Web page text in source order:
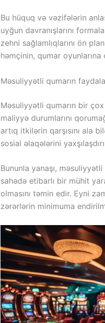
Bu hüquq və vəzifələrin
uyğun davranışlarını
zehni sağlamlıqlarını ön
həmçinin, qumar oyunlarına
Məsuliyyətli qumarın
Məsuliyyətli qumarın bir
maliyyə durumlarını
artıq itkilərin qarşısını ala
sosial əlaqələrini
Bununla yanaşı,
sahədə etibarlı bir mühit
olmasını təmin edir. Eyni
zərərlərin minimuma